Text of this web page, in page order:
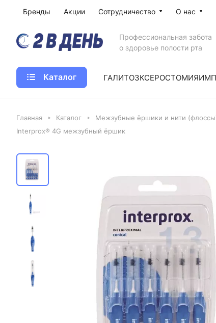
Бренды Акции Сотрудничество О нас
Профессиональная забота
о здоровье полости рта
Каталог ГАЛИТОЗКСЕРОСТОМИЯ
Главная Каталог Межзубные ёршики и нити
Interprox® 4G межзубный ёршик